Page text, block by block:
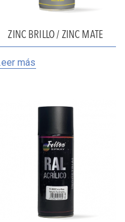
ZINC BRILLO / ZINC MATE
más